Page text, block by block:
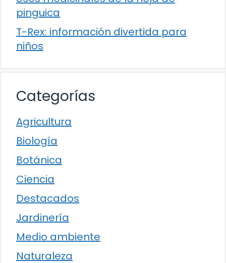
pinguica
T-Rex: información divertida para
niños
Categorías
Agricultura
Biología
Botánica
Ciencia
Destacados
Jardinería
Medio ambiente
Naturaleza